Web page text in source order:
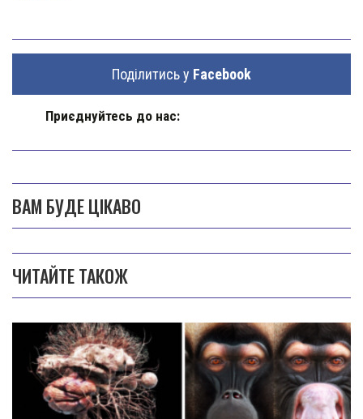
Поділитись у Facebook
Приєднуйтесь до нас:
ВАМ БУДЕ ЦІКАВО
ЧИТАЙТЕ ТАКОЖ